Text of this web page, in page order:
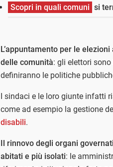
Scopri in quali comuni si
L’appuntamento per le
delle comunità: gli elettori
definiranno le politiche
I sindaci e le loro giunte infatti
come ad esempio la gestione
disabili.
Il rinnovo degli organi
abitati e più isolati: le